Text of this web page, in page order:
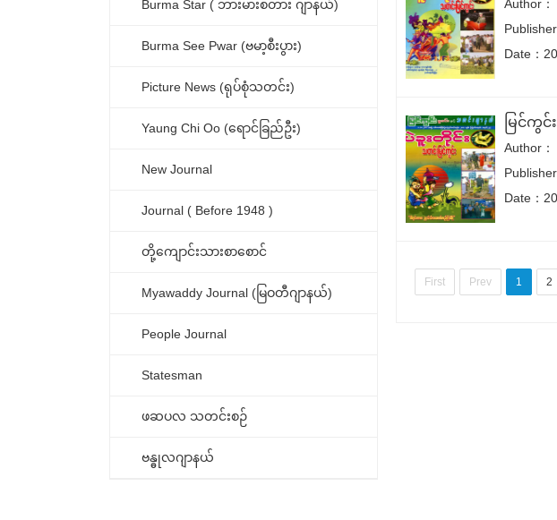
Burma Star ( ဘားမားစတား ဂျာနယ်)
Burma See Pwar (ဗမာ့စီးပွား)
Picture News (ရုပ်စုံသတင်း)
Yaung Chi Oo (ရောင်ခြည်ဦး)
New Journal
Journal ( Before 1948 )
တို့ကျောင်းသားစာစောင်
Myawaddy Journal (မြဝတီဂျာနယ်)
People Journal
Statesman
ဖဆပလ သတင်းစဉ်
ဗန္ဓုလဂျာနယ်
Author：
Publisher
Date：
မြင်ကွ
Author：
Publisher
Date：
First Prev 1 2